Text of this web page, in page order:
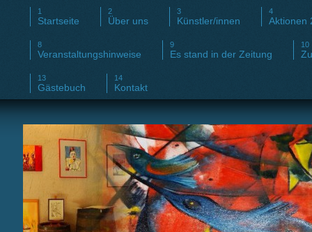
Startseite Über uns Künstler/innen Aktionen
Veranstaltungshinweise Es stand in der Zeitung
Gästebuch Kontakt